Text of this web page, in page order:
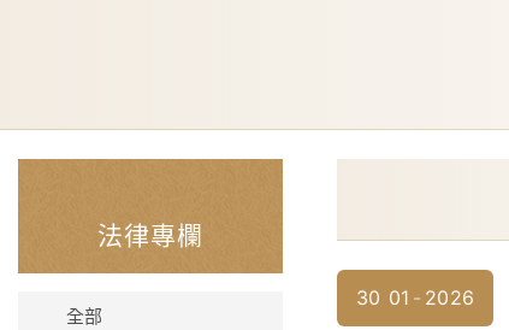
法律專欄
全部
30 01 2026